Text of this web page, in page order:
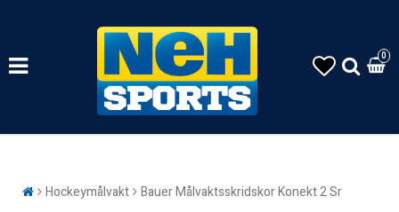
0
Hockeymålvakt Bauer Målvaktsskridskor Konekt 2 Sr